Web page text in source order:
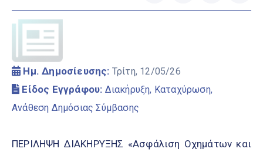
Ημ. Δημοσίευσης: Τρίτη, 12/05/26
Είδος Εγγράφου: Διακήρυξη, Καταχύρωση,
Ανάθεση Δημόσιας Σύμβασης
ΠΕΡΙΛΗΨΗ ΔΙΑΚΗΡΥΞΗΣ «Ασφάλιση Οχημάτων και